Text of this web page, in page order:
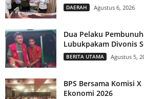
DAERAH Agustus 6, 2026
Dua Pelaku
Lubukpakam Divonis
BERITA UTAMA Agustus 5,
BPS Bersama Komisi X
Ekonomi 2026